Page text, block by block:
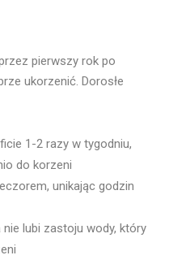
pierwszy rok po
ukorzenić. Dorosłe
1-2 razy w tygodniu,
do korzeni
unikając godzin
lubi zastoju wody, który